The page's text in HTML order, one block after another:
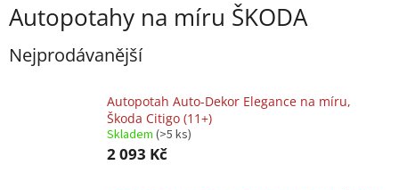
Autopotahy na míru ŠKODA
Nejprodávanější
Autopotah Auto-Dekor Elegance na míru,
Škoda Citigo (11+)
Skladem (>5 ks)
2 093 Kč